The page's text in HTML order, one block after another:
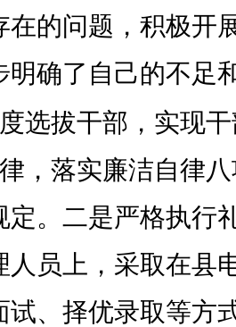
在的问题 ， 积极开
明确了自己的不足
选拔干部 ， 实现
， 落实廉洁自律
定。二是严格执行
人员上 ， 采取在县
试、择优录取等方